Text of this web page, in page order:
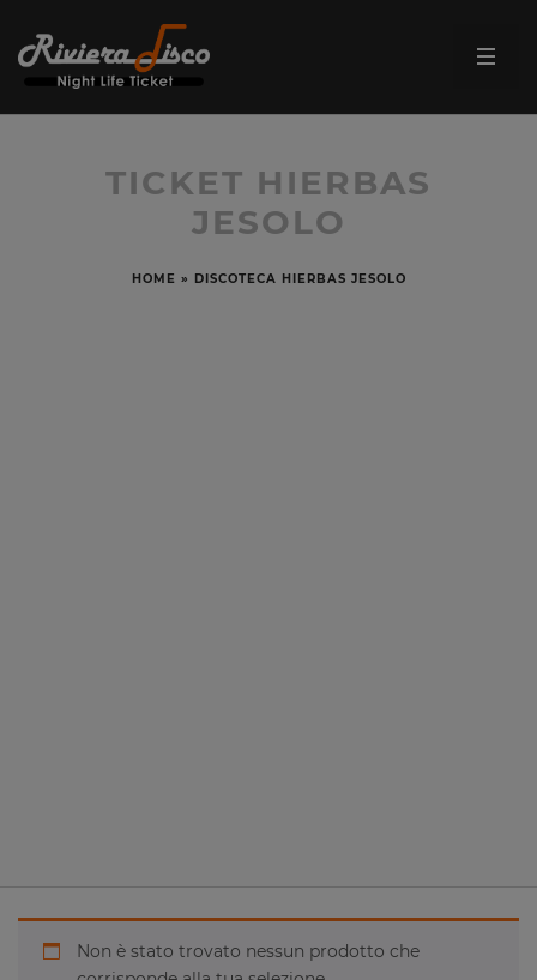
TICKET HIERBAS
JESOLO
HOME » DISCOTECA HIERBAS JESOLO
Non è stato trovato nessun prodotto che